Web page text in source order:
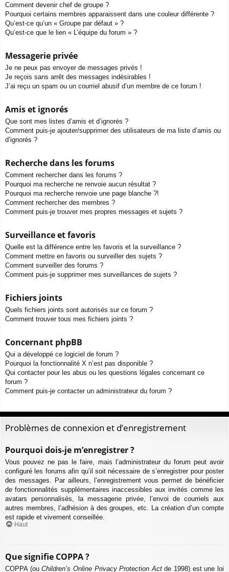
Comment devenir chef de groupe ?
Pourquoi certains membres apparaissent dans une couleur différente ?
Qu’est-ce qu’un « Groupe par défaut » ?
Qu’est-ce que le lien « L’équipe du forum » ?
Messagerie privée
Je ne peux pas envoyer de messages privés !
Je reçois sans arrêt des messages indésirables !
J’ai reçu un spam ou un courriel abusif d’un membre de ce forum !
Amis et ignorés
Que sont mes listes d’amis et d’ignorés ?
Comment puis-je ajouter/supprimer des utilisateurs de ma liste d’amis ou
d’ignorés ?
Recherche dans les forums
Comment rechercher dans les forums ?
Pourquoi ma recherche ne renvoie aucun résultat ?
Pourquoi ma recherche renvoie une page blanche ?!
Comment rechercher des membres ?
Comment puis-je trouver mes propres messages et sujets ?
Surveillance et favoris
Quelle est la différence entre les favoris et la surveillance ?
Comment mettre en favoris ou surveiller des sujets ?
Comment surveiller des forums ?
Comment puis-je supprimer mes surveillances de sujets ?
Fichiers joints
Quels fichiers joints sont autorisés sur ce forum ?
Comment trouver tous mes fichiers joints ?
Concernant phpBB
Qui a développé ce logiciel de forum ?
Pourquoi la fonctionnalité X n’est pas disponible ?
Qui contacter pour les abus ou les questions légales concernant ce
forum ?
Comment puis-je contacter un administrateur du forum ?
Problèmes de connexion et d’enregistrement
Pourquoi dois-je m’enregistrer ?
Vous pouvez ne pas le faire, mais l’administrateur du forum peut avoir
configuré les forums afin qu’il soit nécessaire de s’enregistrer pour poster
des messages. Par ailleurs, l’enregistrement vous permet de bénéficier
de fonctionnalités supplémentaires inaccessibles aux invités comme les
avatars personnalisés, la messagerie privée, l’envoi de courriels aux
autres membres, l’adhésion à des groupes, etc. La création d’un compte
est rapide et vivement conseillée.
Haut
Que signifie COPPA ?
COPPA (ouChildren’s Online Privacy Protection Actde 1998) est une loi